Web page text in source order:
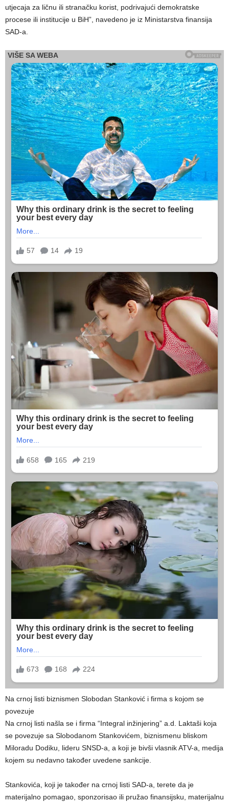
utjecaja za ličnu ili stranačku korist, podrivajući demokratske
procese ili institucije u BiH”, navedeno je iz Ministarstva finansija
SAD-a.
Na crnoj listi biznismen Slobodan Stanković i firma s kojom se
povezuje
Na crnoj listi našla se i firma “Integral inžinjering” a.d. Laktaši koja
se povezuje sa Slobodanom Stankovićem, biznismenu bliskom
Miloradu Dodiku, lideru SNSD-a, a koji je bivši vlasnik ATV-a, medija
kojem su nedavno također uvedene sankcije.
Stankovića, koji je također na crnoj listi SAD-a, terete da je
materijalno pomagao, sponzorisao ili pružao finansijsku, materijalnu